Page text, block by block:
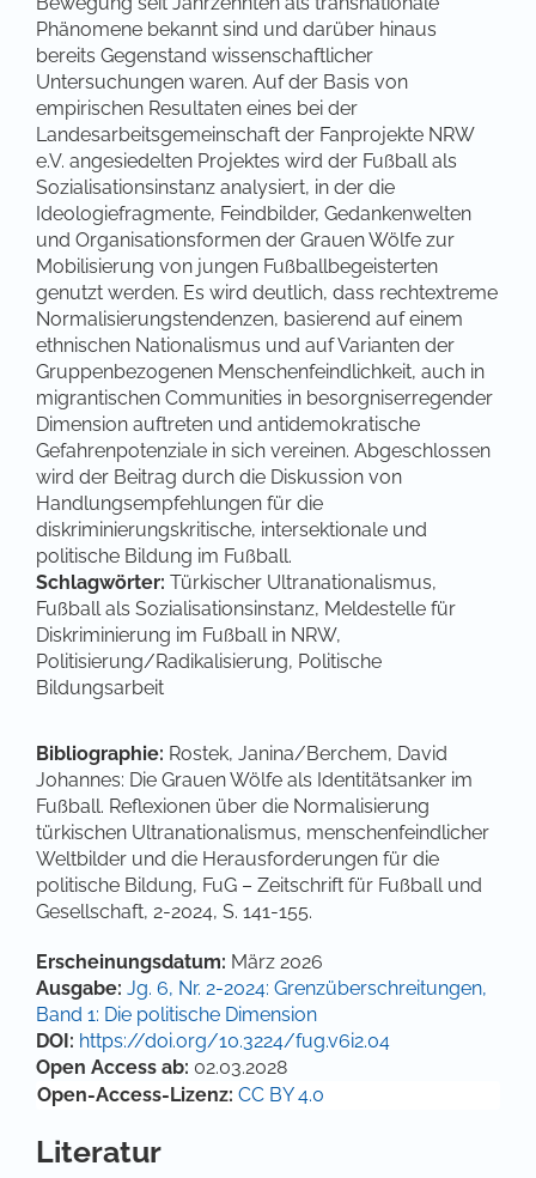
Phänomene bekannt sind und darüber hinaus
bereits Gegenstand wissenschaftlicher
Untersuchungen waren. Auf der Basis von
empirischen Resultaten eines bei der
Landesarbeitsgemeinschaft der Fanprojekte NRW
e.V. angesiedelten Projektes wird der Fußball als
Sozialisationsinstanz analysiert, in der die
Ideologiefragmente, Feindbilder, Gedankenwelten
und Organisationsformen der Grauen Wölfe zur
Mobilisierung von jungen Fußballbegeisterten
genutzt werden. Es wird deutlich, dass rechtextreme
Normalisierungstendenzen, basierend auf einem
ethnischen Nationalismus und auf Varianten der
Gruppenbezogenen Menschenfeindlichkeit, auch in
migrantischen Communities in besorgniserregender
Dimension auftreten und antidemokratische
Gefahrenpotenziale in sich vereinen. Abgeschlossen
wird der Beitrag durch die Diskussion von
Handlungsempfehlungen für die
diskriminierungskritische, intersektionale und
politische Bildung im Fußball.
Schlagwörter: Türkischer Ultranationalismus,
Fußball als Sozialisationsinstanz, Meldestelle für
Diskriminierung im Fußball in NRW,
Politisierung/Radikalisierung, Politische
Bildungsarbeit
Bibliographie: Rostek, Janina/Berchem, David
Johannes: Die Grauen Wölfe als Identitätsanker im
Fußball. Reflexionen über die Normalisierung
türkischen Ultranationalismus, menschenfeindlicher
Weltbilder und die Herausforderungen für die
politische Bildung, FuG – Zeitschrift für Fußball und
Gesellschaft, 2-2024, S. 141-155.
Artikel-Details
Erscheinungsdatum: März 2026
Ausgabe: Jg. 6, Nr. 2-2024: Grenzüberschreitungen,
Band 1: Die politische Dimension
DOI: https://doi.org/10.3224/fug.v6i2.04
Open Access ab: 02.03.2028
Open-Access-Lizenz: CC BY 4.0
Literatur